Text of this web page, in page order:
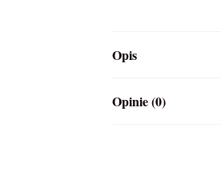
Opis
Opinie (0)